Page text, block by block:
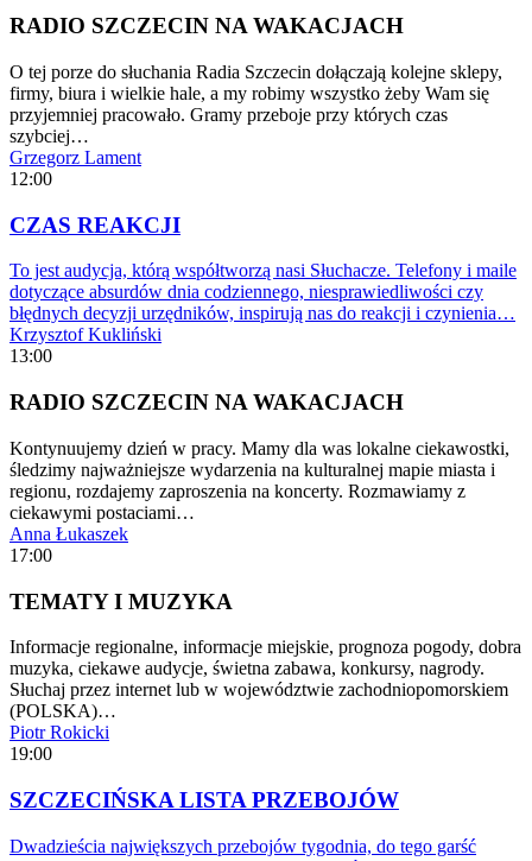
RADIO SZCZECIN NA WAKACJACH
O tej porze do słuchania Radia Szczecin dołączają kolejne sklepy,
firmy, biura i wielkie hale, a my robimy wszystko żeby Wam się
przyjemniej pracowało. Gramy przeboje przy których czas
szybciej…
Grzegorz Lament
12:00
CZAS REAKCJI
To jest audycja, którą współtworzą nasi Słuchacze. Telefony i maile
dotyczące absurdów dnia codziennego, niesprawiedliwości czy
błędnych decyzji urzędników, inspirują nas do reakcji i czynienia…
Krzysztof Kukliński
13:00
RADIO SZCZECIN NA WAKACJACH
Kontynuujemy dzień w pracy. Mamy dla was lokalne ciekawostki,
śledzimy najważniejsze wydarzenia na kulturalnej mapie miasta i
regionu, rozdajemy zaproszenia na koncerty. Rozmawiamy z
ciekawymi postaciami…
Anna Łukaszek
17:00
TEMATY I MUZYKA
Informacje regionalne, informacje miejskie, prognoza pogody, dobra
muzyka, ciekawe audycje, świetna zabawa, konkursy, nagrody.
Słuchaj przez internet lub w województwie zachodniopomorskiem
(POLSKA)…
Piotr Rokicki
19:00
SZCZECIŃSKA LISTA PRZEBOJÓW
Dwadzieścia największych przebojów tygodnia, do tego garść